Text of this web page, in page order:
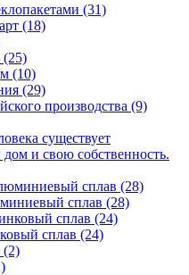
(31)
(18)
(25)
(10)
(29)
производства (9)
существует
и свою собственность.
сплав (28)
сплав (24)